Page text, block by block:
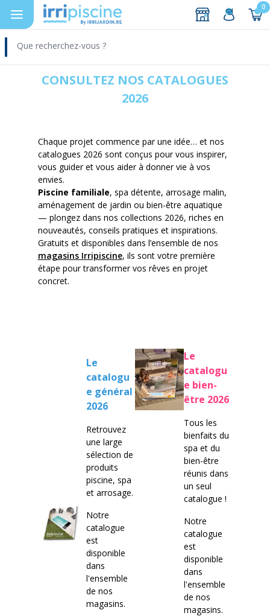
0
DEVIS
CONSULTEZ NOS CATALOGUES
2026
Chaque projet commence par une idée… et nos
catalogues 2026 sont conçus pour vous inspirer,
vous guider et vous aider à donner vie à vos
envies.
Piscine familiale, spa détente, arrosage malin,
aménagement de jardin ou bien-être aquatique
— plongez dans nos collections 2026, riches en
nouveautés, conseils pratiques et inspirations.
Gratuits et disponibles dans l’ensemble de nos
magasins Irripiscine, ils sont votre première
étape pour transformer vos rêves en projet
concret.
Le
catalogu
e général
2026
Retrouvez
une large
sélection de
produits
piscine, spa
et arrosage.
Notre
catalogue
est
disponible
dans
l'ensemble
de nos
magasins.
Le
catalogu
e bien-
être 2026
Tous les
bienfaits du
spa et du
bien-être
réunis dans
un seul
catalogue !
Notre
catalogue
est
disponible
dans
l'ensemble
de nos
magasins.